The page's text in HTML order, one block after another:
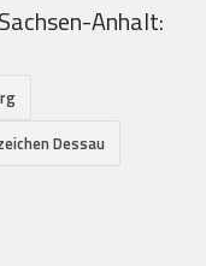
Anhalt:
Dessau